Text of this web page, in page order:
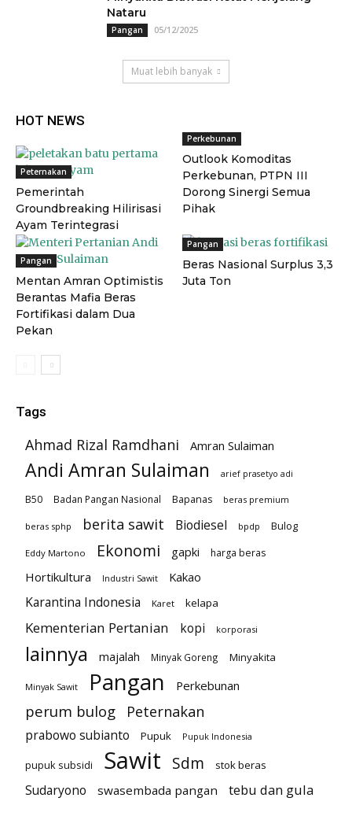
Nataru
Pangan 05/12/2025
Muat lebih banyak
HOT NEWS
Peternakan
Pemerintah
Groundbreaking Hilirisasi
Ayam Terintegrasi
Perkebunan
Outlook Komoditas
Perkebunan, PTPN III
Dorong Sinergi Semua
Pihak
Pangan
Mentan Amran Optimistis
Berantas Mafia Beras
Fortifikasi dalam Dua
Pekan
Pangan
Beras Nasional Surplus 3,3
Juta Ton
Tags
Ahmad Rizal Ramdhani Amran Sulaiman
Andi Amran Sulaiman arief prasetyo adi
B50 Badan Pangan Nasional Bapanas beras premium
beras sphp berita sawit Biodiesel bpdp Bulog
Eddy Martono Ekonomi gapki harga beras
Hortikultura Industri Sawit Kakao
Karantina Indonesia Karet kelapa
Kementerian Pertanian kopi korporasi
lainnya majalah Minyak Goreng Minyakita
Minyak Sawit Pangan Perkebunan
perum bulog Peternakan
prabowo subianto Pupuk Pupuk Indonesia
pupuk subsidi Sawit Sdm stok beras
Sudaryono swasembada pangan tebu dan gula